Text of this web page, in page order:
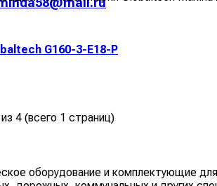
G160-3-E18-P
4 (всего 1 страниц)
оборудование и комплектующие